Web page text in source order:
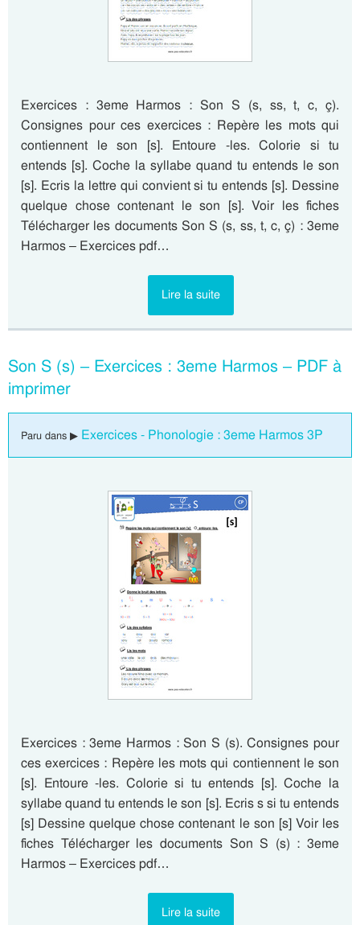
Exercices : 3eme Harmos : Son S (s, ss, t, c, ç).
Consignes pour ces exercices : Repère les mots qui
contiennent le son [s]. Entoure -les. Colorie si tu
entends [s]. Coche la syllabe quand tu entends le son
[s]. Ecris la lettre qui convient si tu entends [s]. Dessine
quelque chose contenant le son [s]. Voir les fiches
Télécharger les documents Son S (s, ss, t, c, ç) : 3eme
Harmos – Exercices pdf…
Lire la suite
Son S (s) – Exercices : 3eme Harmos – PDF à
imprimer
Paru dans ▶ Exercices - Phonologie : 3eme Harmos 3P
Exercices : 3eme Harmos : Son S (s). Consignes pour
ces exercices : Repère les mots qui contiennent le son
[s]. Entoure -les. Colorie si tu entends [s]. Coche la
syllabe quand tu entends le son [s]. Ecris s si tu entends
[s] Dessine quelque chose contenant le son [s] Voir les
fiches Télécharger les documents Son S (s) : 3eme
Harmos – Exercices pdf…
Lire la suite